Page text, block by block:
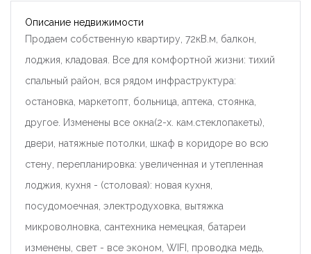
Описание недвижимости
Продаем собственную квартиру, 72кВ.м, балкон,
лоджия, кладовая. Все для комфортной жизни: тихий
спальный район, вся рядом инфраструктура:
остановка, маркетопт, больница, аптека, стоянка,
другое. Изменены все окна(2-х. кам.стеклопакеты),
двери, натяжные потолки, шкаф в коридоре во всю
стену, перепланировка: увеличенная и утепленная
лоджия, кухня - (столовая): новая кухня,
посудомоечная, электродуховка, вытяжка
микроволновка, сантехника немецкая, батареи
изменены, свет - все эконом, WIFI, проводка медь,